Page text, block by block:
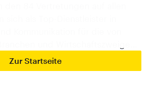
Zur Startseite